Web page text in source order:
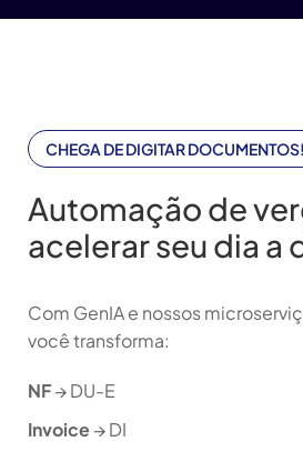
CHEGA DE DIGITAR DOCUMENTOS!
Automação de
acelerar seu dia a
Com GenIA e nossos
você transforma:
NF→ DU-E
Invoice→ DI